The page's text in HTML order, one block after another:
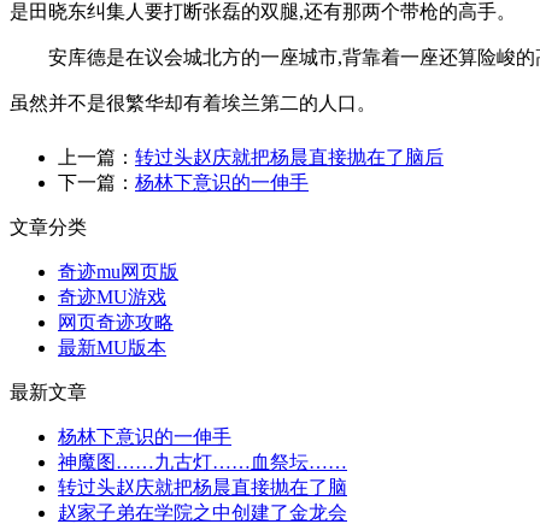
是田晓东纠集人要打断张磊的双腿,还有那两个带枪的高手。
安库德是在议会城北方的一座城市,背靠着一座还算险峻
虽然并不是很繁华却有着埃兰第二的人口。
上一篇： 转过头赵庆就把杨晨直接抛在了脑后
下一篇： 杨林下意识的一伸手
文章分类
奇迹mu网页版
奇迹MU游戏
网页奇迹攻略
最新MU版本
最新文章
杨林下意识的一伸手
神魔图……九古灯……血祭坛……
转过头赵庆就把杨晨直接抛在了脑
赵家子弟在学院之中创建了金龙会